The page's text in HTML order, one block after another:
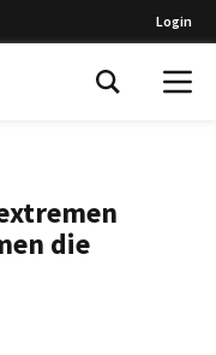
Login
die